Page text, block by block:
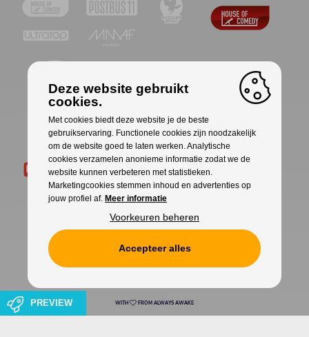
PREVIEW
Cookies Privacy
WITH FROM ALWAYS AWAKE
Deze website gebruikt
cookies.
Met cookies biedt deze website je de beste
gebruikservaring. Functionele cookies zijn noodzakelijk
om de website goed te laten werken. Analytische
cookies verzamelen anonieme informatie zodat we de
website kunnen verbeteren met statistieken.
Marketingcookies stemmen inhoud en advertenties op
jouw profiel af. Meer informatie
Voorkeuren beheren
Accepteer alles